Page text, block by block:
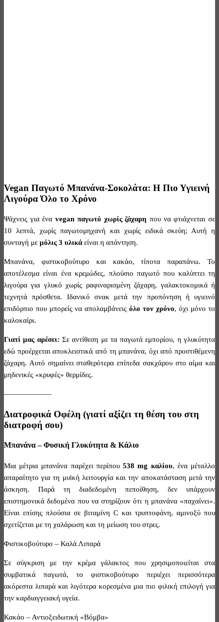
Vegan Παγωτό Μπανάνα-Σοκολάτα: Η Πιο Υγιεινή
Λιγούρα Όλο το Χρόνο
Ψάχνεις για έναvegan παγωτό χωρίς ζάχαρη που να φτιάχνεται σε
10 λεπτά, χωρίς παγωτομηχανή και χωρίς ειδικά σκεύη; Αυτή η
συνταγή με μόλις 3 υλικάείναι η απάντηση.
Μπανάνα, φιστικοβούτυρο και κακάο, τίποτα παραπάνω. Το
αποτέλεσμα είναι ένα κρεμώδες, πλούσιο παγωτό που καλύπτει τη
λιγούρα για γλυκό χωρίς ραφιναρισμένη ζάχαρη, γαλακτοκομικά ή
τεχνητά πρόσθετα. Ιδανικό σνακ μετά την προπόνηση ή υγιεινό
επιδόρπιο που μπορείς να απολαμβάνεις όλο τον χρόνο, όχι μόνο το
καλοκαίρι.
Γιατί μας αρέσει: Σε αντίθεση με τα παγωτά εμπορίου, η γλυκύτητα
εδώ προέρχεται αποκλειστικά από τη μπανάνα, όχι από προστιθέμενη
ζάχαρη. Αυτό σημαίνει σταθερότερα επίπεδα σακχάρου στο αίμα και
μηδενικές «κρυφές» θερμίδες.
——————–
Διατροφικά Οφέλη (γιατί αξίζει τη θέση του στη
διατροφή σου)
Μπανάνα – Φυσική Γλυκύτητα & Κάλιο
Μια μέτρια μπανάνα παρέχει περίπου538mg καλίου, ένα μέταλλο
απαραίτητο για τη μυϊκή λειτουργία και την αποκατάσταση μετά την
άσκηση. Παρά τη διαδεδομένη πεποίθηση, δεν υπάρχουν
επιστημονικά δεδομένα που να στηρίζουν ότι η μπανάνα «παχαίνει».
Είναι επίσης πλούσια σε βιταμίνη C και τρυπτοφάνη, αμινοξύ που
σχετίζεται με τη χαλάρωση και τη μείωση του στρες.
Φιστικοβούτυρο – Καλά Λιπαρά
Σε σύγκριση με την κρέμα γάλακτος που χρησιμοποιείται στα
συμβατικά παγωτά, το φιστικοβούτυρο περιέχει περισσότερα
ακόρεστα λιπαρά και λιγότερα κορεσμένα μια πιο φιλική επιλογή για
την καρδιαγγειακή υγεία.
Κακάο – Αντιοξειδωτική «Βόμβα»